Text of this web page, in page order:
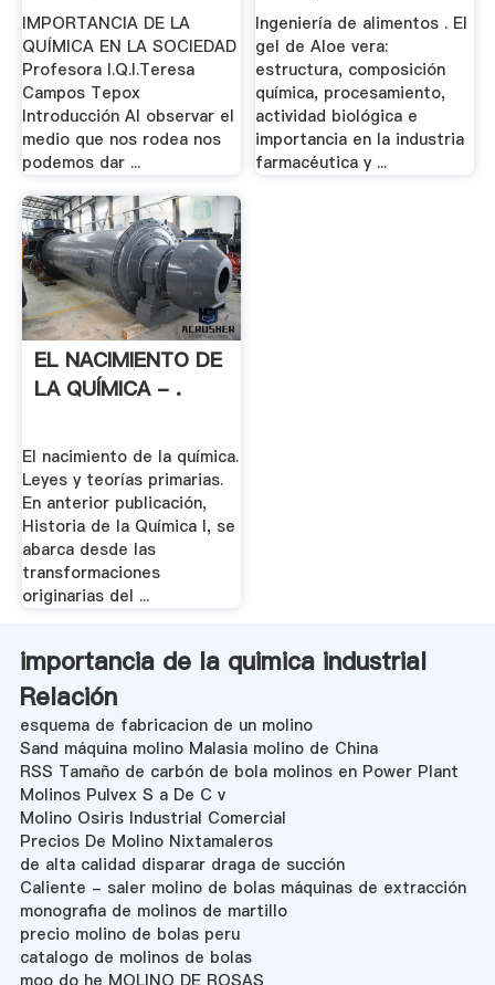
IMPORTANCIA DE LA
QUÍMICA EN LA SOCIEDAD
Profesora I.Q.I.Teresa
Campos Tepox
Introducción Al observar el
medio que nos rodea nos
podemos dar ...
Ingeniería de alimentos . El
gel de Aloe vera:
estructura, composición
química, procesamiento,
actividad biológica e
importancia en la industria
farmacéutica y ...
EL NACIMIENTO DE
LA QUÍMICA - .
El nacimiento de la química.
Leyes y teorías primarias.
En anterior publicación,
Historia de la Química I, se
abarca desde las
transformaciones
originarias del ...
importancia de la quimica industrial
Relación
esquema de fabricacion de un molino
Sand máquina molino Malasia molino de China
RSS Tamaño de carbón de bola molinos en Power Plant
Molinos Pulvex S a De C v
Molino Osiris Industrial Comercial
Precios De Molino Nixtamaleros
de alta calidad disparar draga de succión
Caliente - saler molino de bolas máquinas de extracción
monografia de molinos de martillo
precio molino de bolas peru
catalogo de molinos de bolas
moo do he MOLINO DE ROSAS